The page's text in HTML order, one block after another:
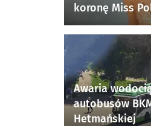
koronę Miss
Awaria
autobusów
Hetmańskiej